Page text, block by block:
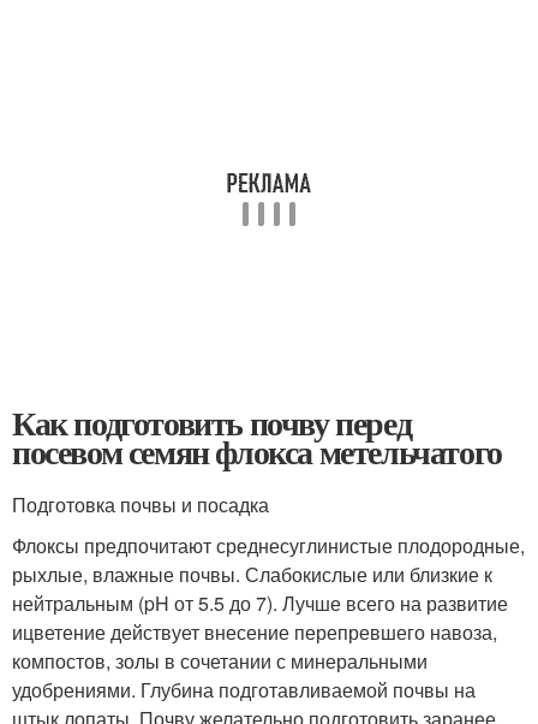
Как подготовить почву перед
посевом семян флокса метельчатого
Подготовка почвы и посадка
Флоксы предпочитают среднесуглинистые плодородные,
рыхлые, влажные почвы. Слабокислые или близкие к
нейтральным (pH от 5.5 до 7). Лучше всего на развитие
ицветение действует внесение перепревшего навоза,
компостов, золы в сочетании с минеральными
удобрениями. Глубина подготавливаемой почвы на